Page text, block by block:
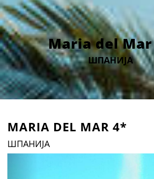
Maria del
ШПАНИЈА
MARIA DEL MAR 4*
ШПАНИЈА